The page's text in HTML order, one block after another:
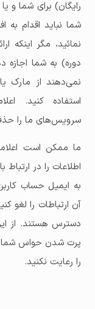
رایگان) برای شما و
شما نباید اقدام
نمائید، مگر اینکه
دوره) به شما
نمی‌دهند از مارک
استفاده کنید.
سرویس‌های ما را حذف
ما ممکن است
اطلاعات را در
به ایمیل حساب
آن ارتباطات را لغو
دسترس هستند. از
پرت شدن حواس شما
را رعایت نکنید.